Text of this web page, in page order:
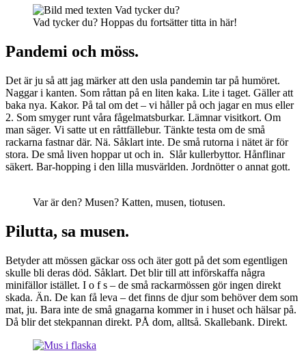
Vad tycker du? Hoppas du fortsätter titta in här!
Pandemi och möss.
Det är ju så att jag märker att den usla pandemin tar på humöret.
Naggar i kanten. Som råttan på en liten kaka. Lite i taget. Gäller att
baka nya. Kakor. På tal om det – vi håller på och jagar en mus eller
2. Som smyger runt våra fågelmatsburkar. Lämnar visitkort. Om
man säger. Vi satte ut en råttfällebur. Tänkte testa om de små
rackarna fastnar där. Nä. Såklart inte. De små rutorna i nätet är för
stora. De små liven hoppar ut och in. Slår kullerbyttor. Hånflinar
säkert. Bar-hopping i den lilla musvärlden. Jordnötter o annat gott.
Var är den? Musen? Katten, musen, tiotusen.
Pilutta, sa musen.
Betyder att mössen gäckar oss och äter gott på det som egentligen
skulle bli deras död. Såklart. Det blir till att införskaffa några
minifällor istället. I o f s – de små rackarmössen gör ingen direkt
skada. Än. De kan få leva – det finns de djur som behöver dem som
mat, ju. Bara inte de små gnagarna kommer in i huset och hälsar på.
Då blir det stekpannan direkt. PÅ dom, alltså. Skallebank. Direkt.